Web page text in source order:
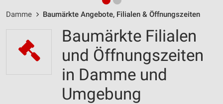
Damme Baumärkte Angebote, Filialen & Öffnungszeiten
Baumärkte Filialen
und Öffnungszeiten
in Damme und
Umgebung